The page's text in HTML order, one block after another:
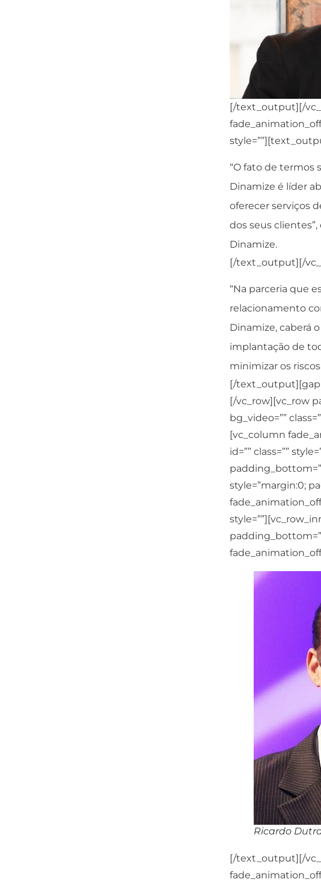
[/text_output][/
“O fato de termos
Dinamize é líder
oferecer serviços
dos seus
Dinamize.
[/text_output][/
“Na parceria que
relacionamento
Dinamize, caberá
implantação de
minimizar os
[/text_output][gap
[/vc_row][vc_row
bg_video=””
[vc_column
id=”” class=””
style=”margin:0;
Ricardo
[/text_output][/